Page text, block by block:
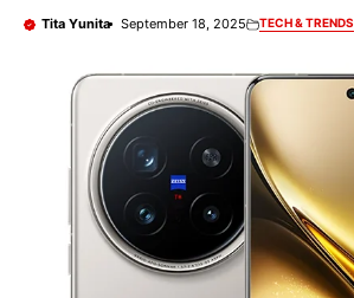
Tita Yunita September 18, 2025 TECH & TRENDS